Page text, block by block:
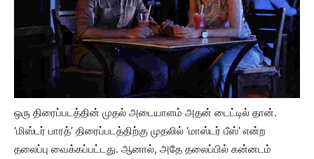
ஒரு திரைப்படத்தின் முதல் அடையாளம் அதன் டைட்டில் தான்.
‘மிஸ்டர் பாரத்’ திரைப்படத்திற்கு முதலில் ‘மாஸ்டர் பீஸ்’ என்ற
தலைப்பு வைக்கப்பட்டது. ஆனால், அதே தலைப்பில் கன்னடம்